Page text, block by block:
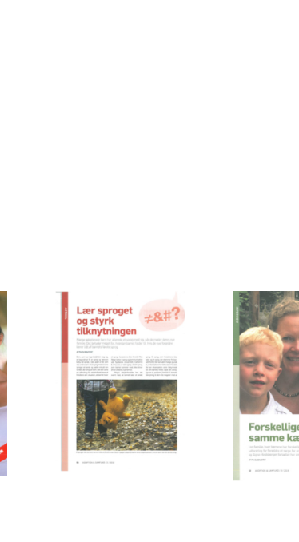
Lær
sproget og
styrk
tilknytningen